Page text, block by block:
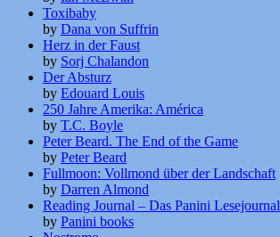
Toxibaby
by Dana von Suffrin
Herz in der Faust
by Sorj Chalandon
Der Absturz
by Edouard Louis
250 Jahre Amerika: América
by T.C. Boyle
Peter Beard. The End of the Game
by Peter Beard
Fullmoon: Vollmond über der Landschaft
by Darren Almond
Reading Journal – Das Panini Lesejournal
by Panini books